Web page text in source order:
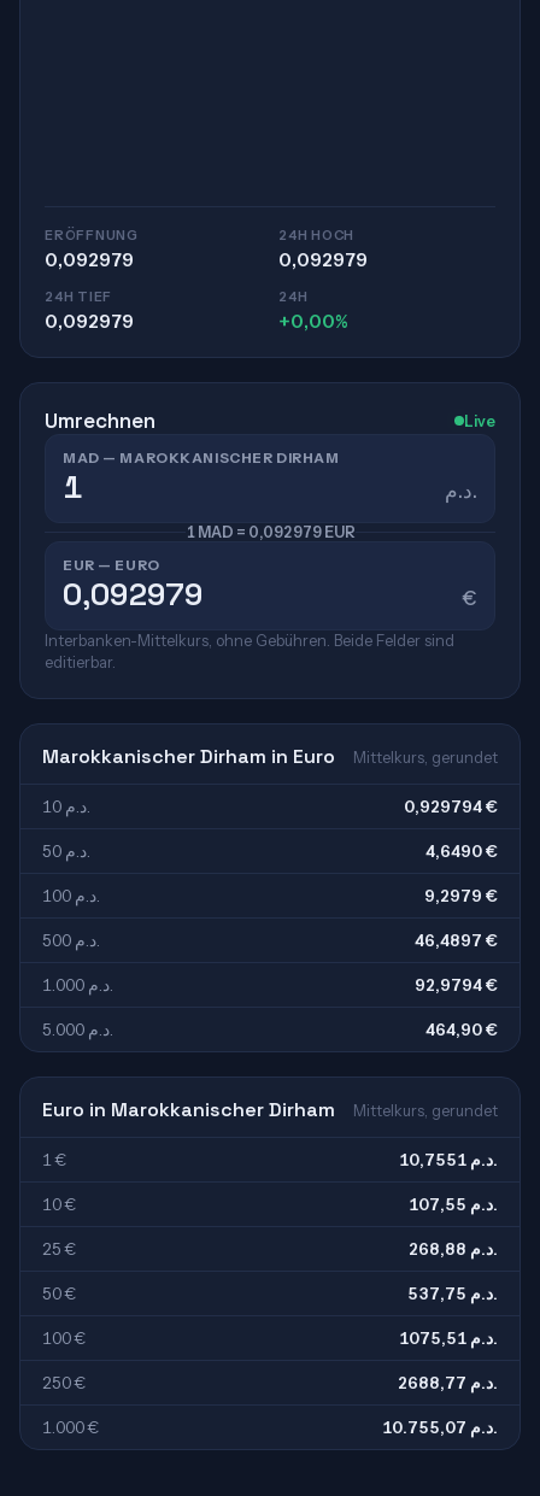
ERÖFFNUNG
0,092979
24H HOCH
0,092979
24H TIEF
0,092979
24H
+0,00%
Umrechnen Live
MAD — MAROKKANISCHER DIRHAM
د.م.
1 MAD = 0,092979 EUR
EUR — EURO
€
Interbanken-Mittelkurs, ohne Gebühren. Beide Felder sind
editierbar.
Marokkanischer Dirham in Euro Mittelkurs, gerundet
10 د.م. 0,929794 €
50 د.م. 4,6490 €
100 د.م. 9,2979 €
500 د.م. 46,4897 €
1.000 د.م. 92,9794 €
5.000 د.م. 464,90 €
Euro in Marokkanischer Dirham Mittelkurs, gerundet
1 € 10,7551 د.م.
10 € 107,55 د.م.
25 € 268,88 د.م.
50 € 537,75 د.م.
100 € 1075,51 د.م.
250 € 2688,77 د.م.
1.000 € 10.755,07 د.م.